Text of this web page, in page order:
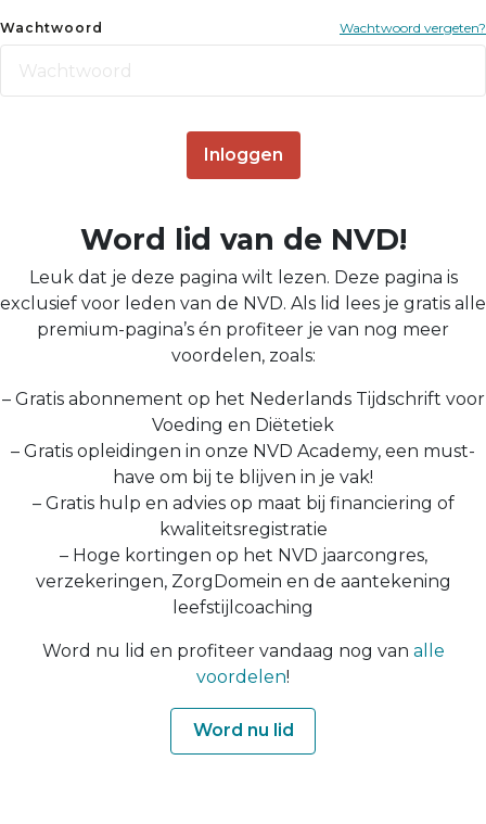
Wachtwoord Wachtwoord vergeten?
Inloggen
Word lid van de NVD!
Leuk dat je deze pagina wilt lezen. Deze pagina is
exclusief voor leden van de NVD. Als lid lees je gratis alle
premium-pagina’s én profiteer je van nog meer
voordelen, zoals:
– Gratis abonnement op het Nederlands Tijdschrift voor
Voeding en Diëtetiek
– Gratis opleidingen in onze NVD Academy, een must-
have om bij te blijven in je vak!
– Gratis hulp en advies op maat bij financiering of
kwaliteitsregistratie
– Hoge kortingen op het NVD jaarcongres,
verzekeringen, ZorgDomein en de aantekening
leefstijlcoaching
Word nu lid en profiteer vandaag nog van alle
voordelen!
Word nu lid